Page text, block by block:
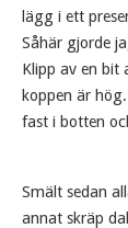
lägg i ett
Såhär gjorde
Klipp av en bit
koppen är
fast i botten
Smält sedan
annat skräp